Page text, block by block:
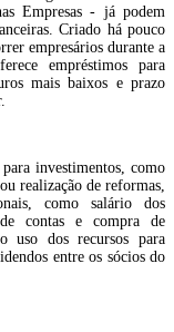
Empresas - já podem
Criado há pouco
empresários durante a
empréstimos para
mais baixos e prazo
investimentos, como
realização de reformas,
como salário dos
contas e compra de
uso dos recursos para
entre os sócios do